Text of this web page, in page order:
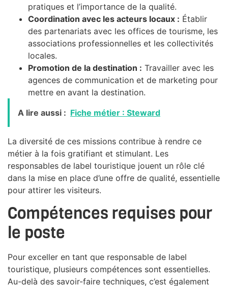
pratiques et l’importance de la qualité.
Coordination avec les acteurs locaux : Établir
des partenariats avec les offices de tourisme, les
associations professionnelles et les collectivités
locales.
Promotion de la destination : Travailler avec les
agences de communication et de marketing pour
mettre en avant la destination.
A lire aussi : Fiche métier : Steward
La diversité de ces missions contribue à rendre ce
métier à la fois gratifiant et stimulant. Les
responsables de label touristique jouent un rôle clé
dans la mise en place d’une offre de qualité, essentielle
pour attirer les visiteurs.
Compétences requises pour
le poste
Pour exceller en tant que responsable de label
touristique, plusieurs compétences sont essentielles.
Au-delà des savoir-faire techniques, c’est également